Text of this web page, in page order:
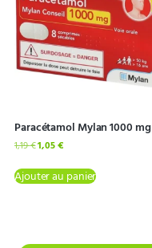
Paracétamol Mylan 1000 mg
1,19€1,05€
Ajouter au panier